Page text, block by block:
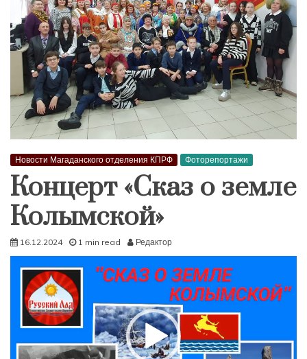
Новости Магаданского отделения КПРФ Фоторепортажи
Концерт «Сказ о земле
Колымской»
16.12.2024 1 min read Редактор
Видеоплеер